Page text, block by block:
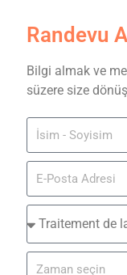
Randevu Al
Bilgi almak ve
süzere size